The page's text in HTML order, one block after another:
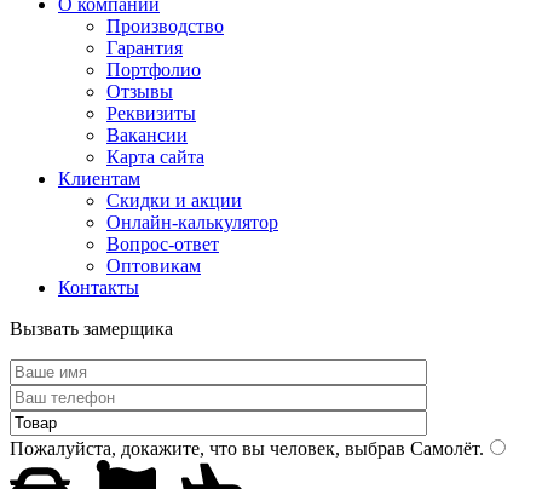
О компании
Производство
Гарантия
Портфолио
Отзывы
Реквизиты
Вакансии
Карта сайта
Клиентам
Скидки и акции
Онлайн-калькулятор
Вопрос-ответ
Оптовикам
Контакты
Вызвать замерщика
Пожалуйста, докажите, что вы человек, выбрав Самолёт.